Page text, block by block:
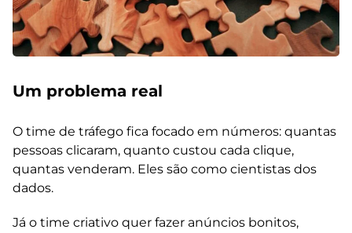
Um problema real
O time de tráfego fica focado em números: quantas
pessoas clicaram, quanto custou cada clique,
quantas venderam. Eles são como cientistas dos
dados.
Já o time criativo quer fazer anúncios bonitos,